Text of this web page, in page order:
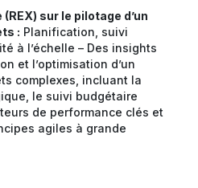
sur le pilotage d’un
: Planification, suivi
à l’échelle – Des insights
et l’optimisation d’un
complexes, incluant la
le suivi budgétaire
de performance clés et
agiles à grande